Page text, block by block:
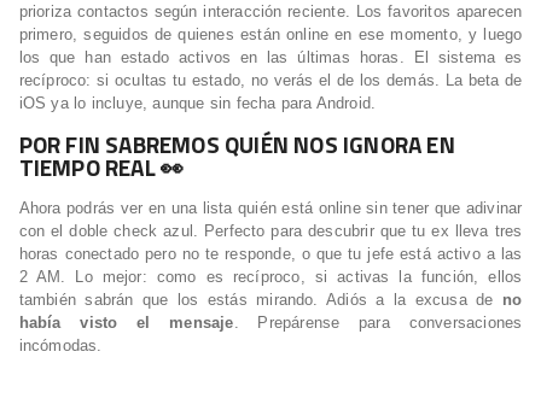
prioriza contactos según interacción reciente. Los favoritos aparecen
primero, seguidos de quienes están online en ese momento, y luego
los que han estado activos en las últimas horas. El sistema es
recíproco: si ocultas tu estado, no verás el de los demás. La beta de
iOS ya lo incluye, aunque sin fecha para Android.
POR FIN SABREMOS QUIÉN NOS IGNORA EN
TIEMPO REAL 👀
Ahora podrás ver en una lista quién está online sin tener que adivinar
con el doble check azul. Perfecto para descubrir que tu ex lleva tres
horas conectado pero no te responde, o que tu jefe está activo a las
2 AM. Lo mejor: como es recíproco, si activas la función, ellos
también sabrán que los estás mirando. Adiós a la excusa de no
había visto el mensaje. Prepárense para conversaciones
incómodas.